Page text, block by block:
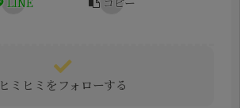
ヒミヒミをフォローする